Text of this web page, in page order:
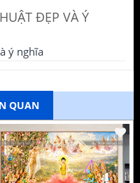
ĐẸP VÀ Ý
ý nghĩa
QUAN